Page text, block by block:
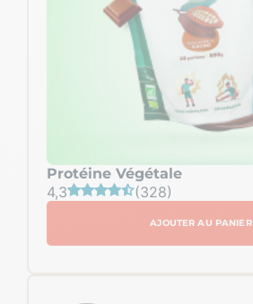
Protéine Végétale
4,3 (328)
AJOUTER AU PANIER